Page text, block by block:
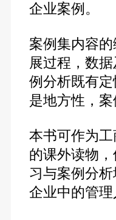
企业案例。
案例集内容
展过程，数
例分析既有
是地方性，
本书可作为
的课外读物
习与案例分
企业中的管